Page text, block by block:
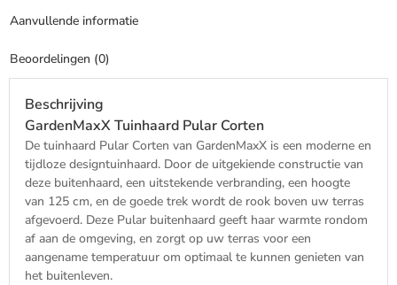
Aanvullende informatie
Beoordelingen (0)
Beschrijving
GardenMaxX Tuinhaard Pular Corten
De tuinhaard Pular Corten van GardenMaxX is een moderne en
tijdloze designtuinhaard. Door de uitgekiende constructie van
deze buitenhaard, een uitstekende verbranding, een hoogte
van 125 cm, en de goede trek wordt de rook boven uw terras
afgevoerd. Deze Pular buitenhaard geeft haar warmte rondom
af aan de omgeving, en zorgt op uw terras voor een
aangename temperatuur om optimaal te kunnen genieten van
het buitenleven.